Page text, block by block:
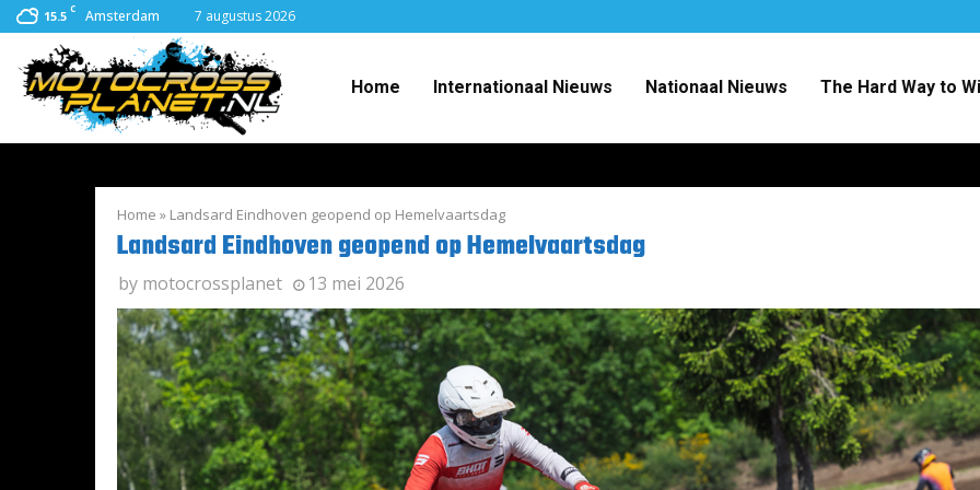
15.5 C Amsterdam 7 augustus 2026
Home Internationaal Nieuws Nationaal Nieuws The Hard Way to
Home » Landsard Eindhoven geopend op Hemelvaartsdag
Landsard Eindhoven geopend op Hemelvaartsdag
by motocrossplanet 13 mei 2026